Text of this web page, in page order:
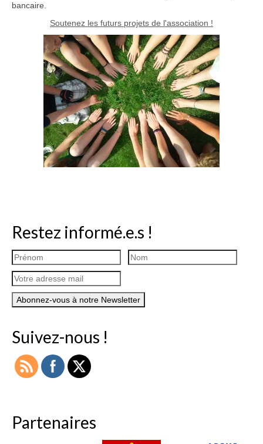
bancaire.
Soutenez les futurs projets de l'association !
Restez informé.e.s !
Suivez-nous !
Partenaires